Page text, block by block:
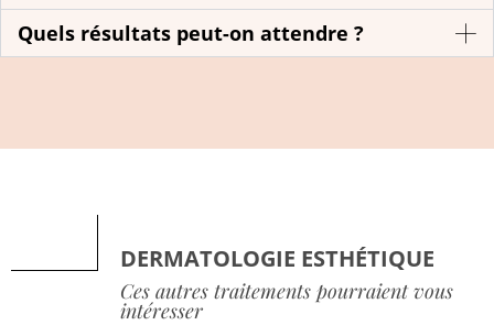
Quels résultats peut-on attendre ?
DERMATOLOGIE ESTHÉTIQUE
Ces autres traitements pourraient vous
intéresser